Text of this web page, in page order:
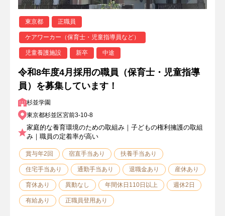
東京都 正職員
ケアワーカー（保育士・児童指導員など）
児童養護施設 新卒 中途
令和8年度4月採用の職員（保育士・児童指導
員）を募集しています！
杉並学園
東京都杉並区宮前3-10-8
家庭的な養育環境のための取組み｜子どもの権利擁護の取組
み｜職員の定着率が高い
賞与年2回 宿直手当あり 扶養手当あり
住宅手当あり 通勤手当あり 退職金あり 産休あり
育休あり 異動なし 年間休日110日以上 週休2日
有給あり 正職員登用あり